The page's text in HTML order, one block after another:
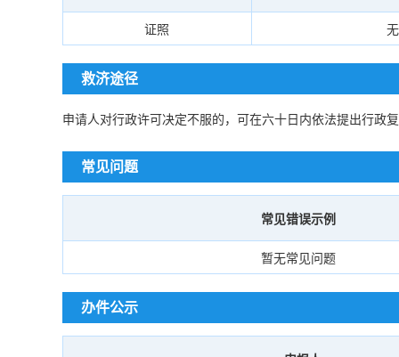
证照 无
救济途径
申请人对行政许可决定不服的，可在六十日内依法提出行政
常见问题
常见错误示例
暂无常见问题
办件公示